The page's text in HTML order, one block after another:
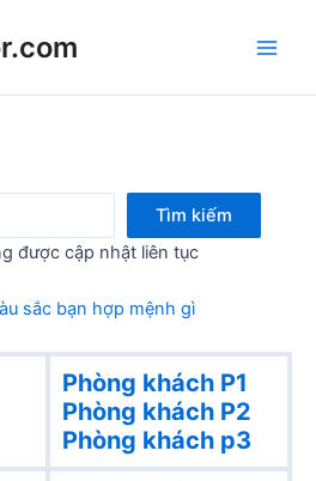
Tìm kiếm
được cập nhật liên tục
sắc bạn hợp mệnh gì
Phòng khách P1
Phòng khách P2
Phòng khách p3